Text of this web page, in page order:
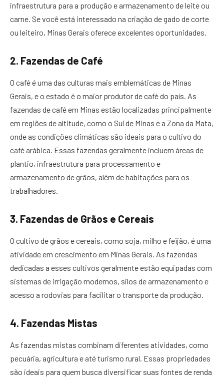
infraestrutura para a produção e armazenamento de leite ou
carne. Se você está interessado na criação de gado de corte
ou leiteiro, Minas Gerais oferece excelentes oportunidades.
2. Fazendas de Café
O café é uma das culturas mais emblemáticas de Minas
Gerais, e o estado é o maior produtor de café do país. As
fazendas de café em Minas estão localizadas principalmente
em regiões de altitude, como o Sul de Minas e a Zona da Mata,
onde as condições climáticas são ideais para o cultivo do
café arábica. Essas fazendas geralmente incluem áreas de
plantio, infraestrutura para processamento e
armazenamento de grãos, além de habitações para os
trabalhadores.
3. Fazendas de Grãos e Cereais
O cultivo de grãos e cereais, como soja, milho e feijão, é uma
atividade em crescimento em Minas Gerais. As fazendas
dedicadas a esses cultivos geralmente estão equipadas com
sistemas de irrigação modernos, silos de armazenamento e
acesso a rodovias para facilitar o transporte da produção.
4. Fazendas Mistas
As fazendas mistas combinam diferentes atividades, como
pecuária, agricultura e até turismo rural. Essas propriedades
são ideais para quem busca diversificar suas fontes de renda